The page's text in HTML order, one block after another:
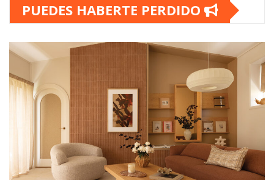
PUEDES HABERTE PERDIDO